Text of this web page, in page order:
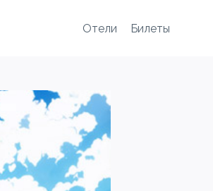
Отели Билеты